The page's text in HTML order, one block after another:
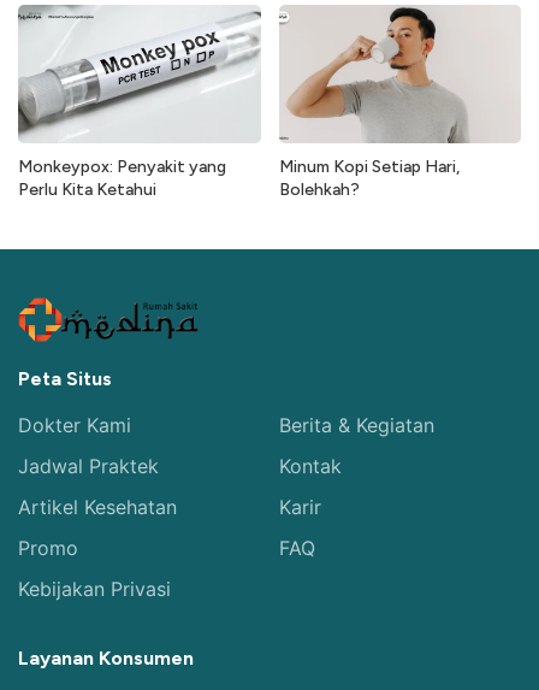
Monkeypox: Penyakit yang
Perlu Kita Ketahui
Minum Kopi Setiap Hari,
Bolehkah?
Peta Situs
Dokter Kami
Jadwal Praktek
Artikel Kesehatan
Promo
Kebijakan Privasi
Berita & Kegiatan
Kontak
Karir
FAQ
Layanan Konsumen